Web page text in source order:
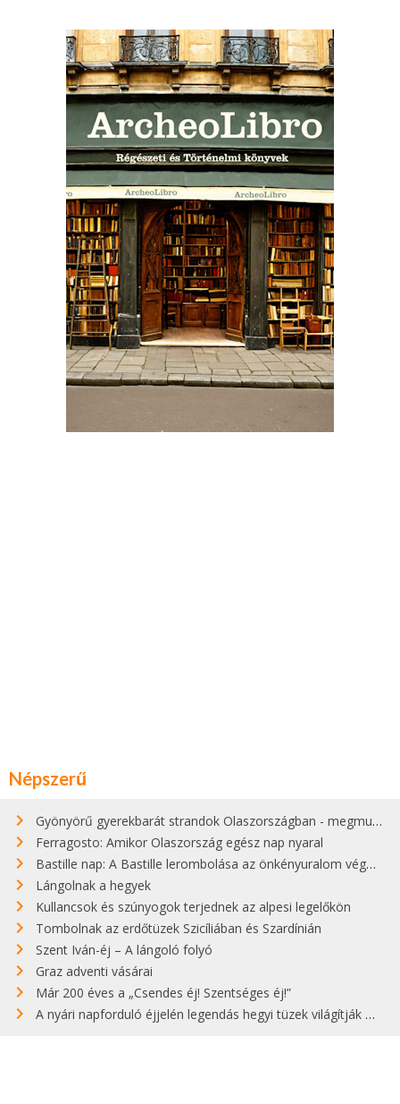
Népszerű
Gyönyörű gyerekbarát strandok Olaszországban - megmutatjuk a 15 legjobbat
Ferragosto: Amikor Olaszország egész nap nyaral
Bastille nap: A Bastille lerombolása az önkényuralom végét jelentette
Lángolnak a hegyek
Kullancsok és szúnyogok terjednek az alpesi legelőkön
Tombolnak az erdőtüzek Szicíliában és Szardínián
Szent Iván-éj – A lángoló folyó
Graz adventi vásárai
Már 200 éves a „Csendes éj! Szentséges éj!”
A nyári napforduló éjjelén legendás hegyi tüzek világítják meg Zugspitzét